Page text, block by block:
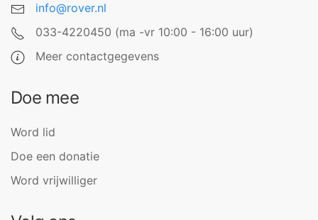
info@rover.nl
033-4220450 (ma -vr 10:00 - 16:00 uur)
Meer contactgegevens
Doe mee
Word lid
Doe een donatie
Word vrijwilliger